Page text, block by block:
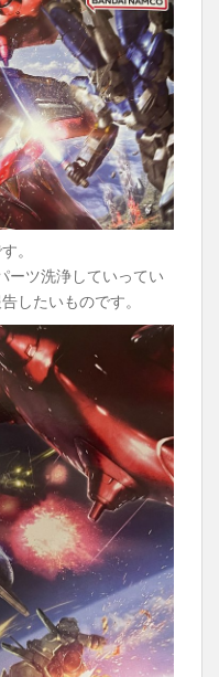
。
ーツ洗浄していってい
したいものです。